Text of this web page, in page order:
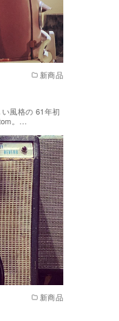
新商品
風格の 61年初
。…
新商品